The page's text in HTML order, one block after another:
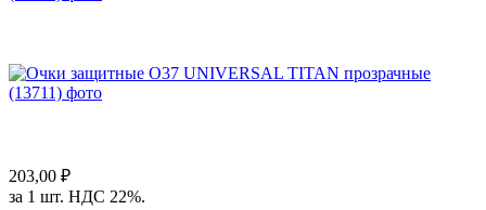
203,00 ₽
за 1 шт. НДС 22%.